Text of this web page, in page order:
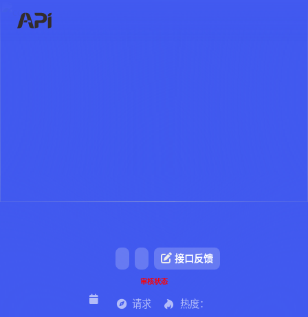
接口反馈
审核状态
请求 热度：